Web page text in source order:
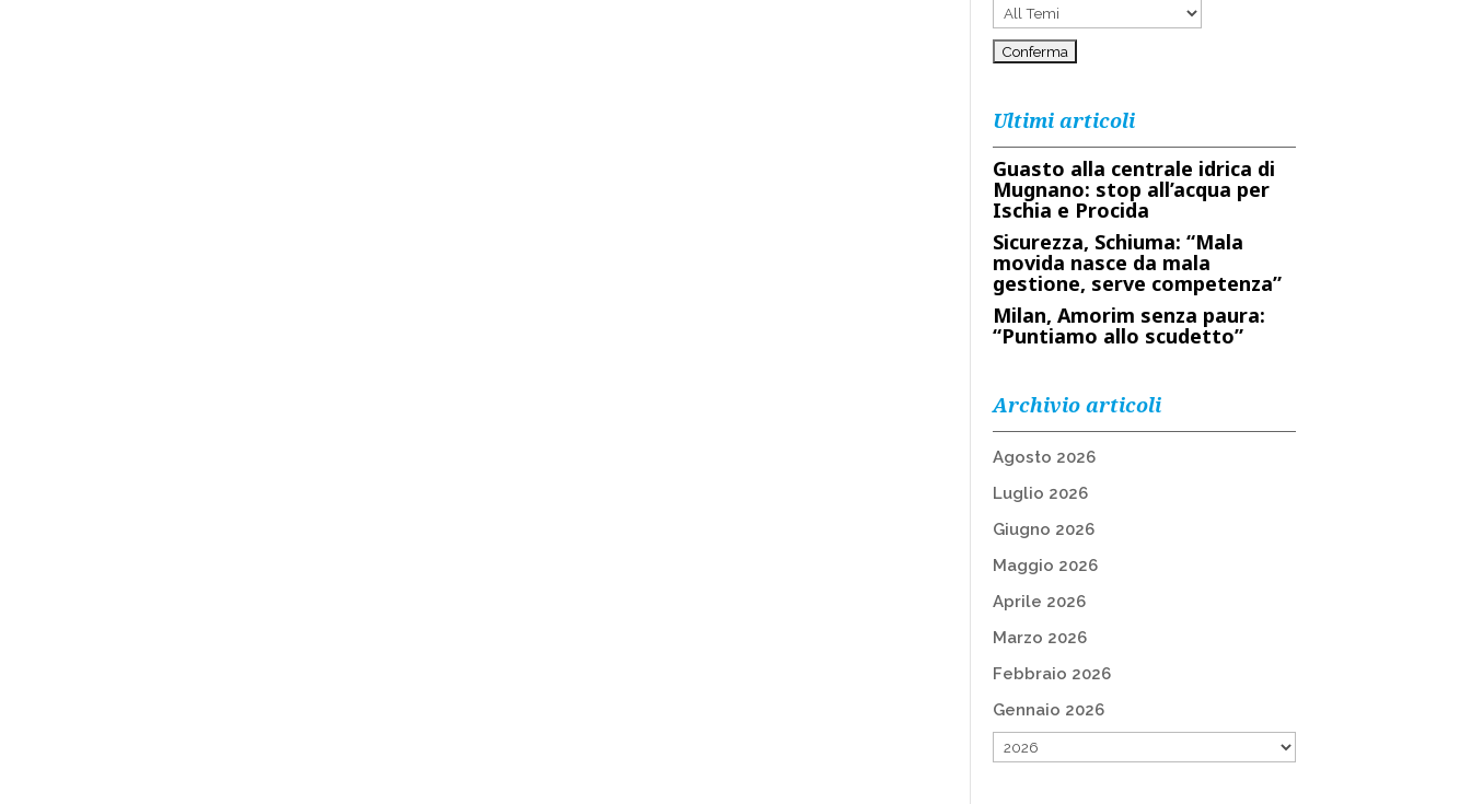
Ultimi articoli
Guasto alla centrale idrica di
Mugnano: stop all’acqua per
Ischia e Procida
Sicurezza, Schiuma: “Mala
movida nasce da mala
gestione, serve competenza”
Milan, Amorim senza paura:
“Puntiamo allo scudetto”
Archivio articoli
Agosto 2026
Luglio 2026
Giugno 2026
Maggio 2026
Aprile 2026
Marzo 2026
Febbraio 2026
Gennaio 2026